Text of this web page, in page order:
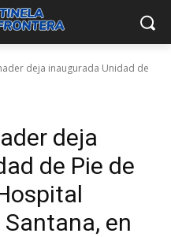
deja inaugurada Unidad de
deja
de Pie de
en